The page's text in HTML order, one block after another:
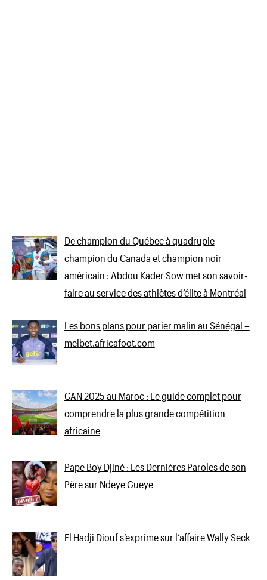
De champion du Québec à quadruple
champion du Canada et champion noir
américain : Abdou Kader Sow met son savoir-
faire au service des athlètes d’élite à Montréal
Les bons plans pour parier malin au Sénégal –
melbet.africafoot.com
CAN 2025 au Maroc : Le guide complet pour
comprendre la plus grande compétition
africaine
Pape Boy Djiné : Les Dernières Paroles de son
Père sur Ndeye Gueye
El Hadji Diouf s’exprime sur l’affaire Wally Seck